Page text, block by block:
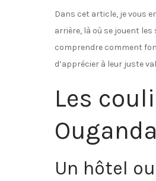
Dans cet article, je vous
arrière, là où se jouent les
comprendre comment
d’apprécier à leur juste
Les
Ouganda
Un hôtel